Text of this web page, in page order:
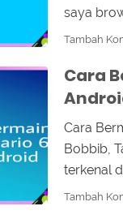
saya
Tambah
Cara
Cara
Bobbib,
terkenal
Tambah